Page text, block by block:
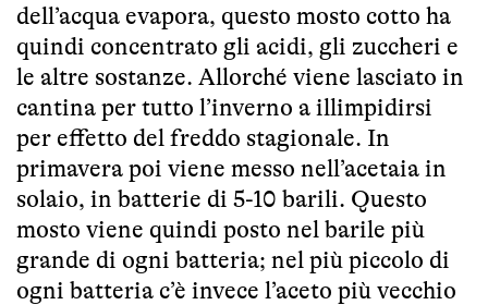
dell’acqua evapora, questo mosto cotto ha
quindi concentrato gli acidi, gli zuccheri e
le altre sostanze. Allorché viene lasciato in
cantina per tutto l’inverno a illimpidirsi
per effetto del freddo stagionale. In
primavera poi viene messo nell’acetaia in
solaio, in batterie di 5-10 barili. Questo
mosto viene quindi posto nel barile più
grande di ogni batteria; nel più piccolo di
ogni batteria c’è invece l’aceto più vecchio